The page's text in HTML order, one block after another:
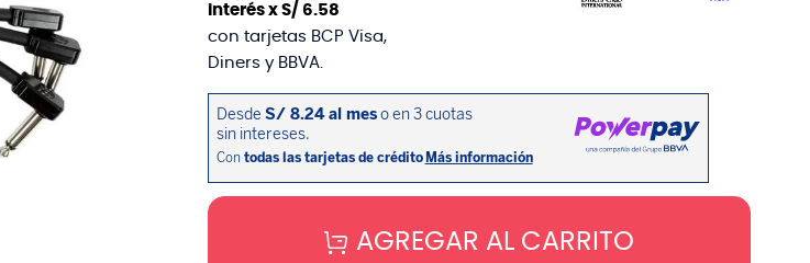
interés x S/ 6.58
con tarjetas BCP Visa,
Diners y BBVA.
AGREGAR AL CARRITO